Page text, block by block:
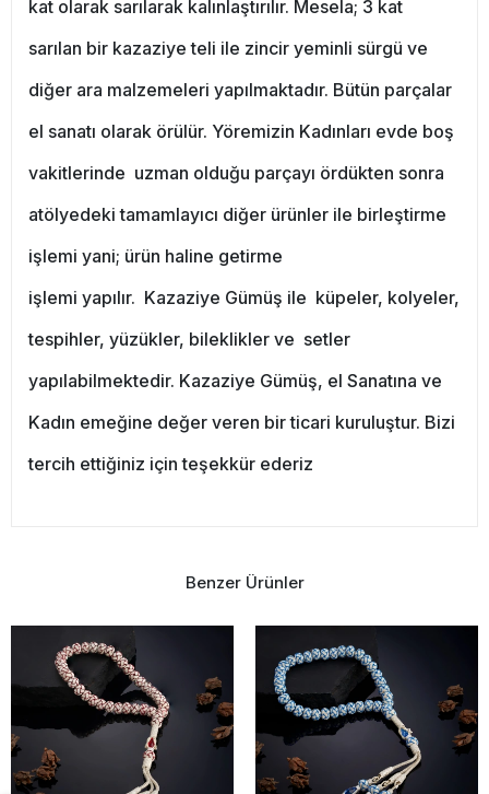
kat olarak sarılarak kalınlaştırılır. Mesela; 3 kat
sarılan bir kazaziye teli ile zincir yeminli sürgü ve
diğer ara malzemeleri yapılmaktadır. Bütün parçalar
el sanatı olarak örülür. Yöremizin Kadınları evde boş
vakitlerinde uzman olduğu parçayı ördükten sonra
atölyedeki tamamlayıcı diğer ürünler ile birleştirme
işlemi yani; ürün haline getirme
işlemi yapılır. Kazaziye Gümüş ile küpeler, kolyeler,
tespihler, yüzükler, bileklikler ve setler
yapılabilmektedir. Kazaziye Gümüş, el Sanatına ve
Kadın emeğine değer veren bir ticari kuruluştur. Bizi
tercih ettiğiniz için teşekkür ederiz
Benzer Ürünler